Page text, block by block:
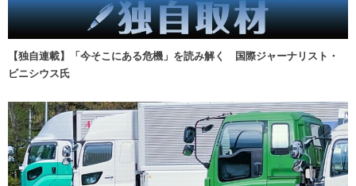
【独自連載】「今そこにある危機」を読み解く 国際ジャーナリスト・
ビニシウス氏